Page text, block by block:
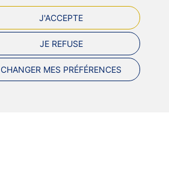
J'ACCEPTE
JE REFUSE
CHANGER MES PRÉFÉRENCES